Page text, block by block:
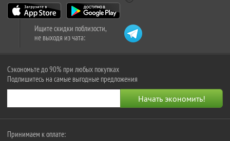
Ищите скидки поблизости,
не выходя из чата:
Сэкономьте до 90% при любых покупках
Подпишитесь на самые выгодные предложения
Принимаем к оплате: